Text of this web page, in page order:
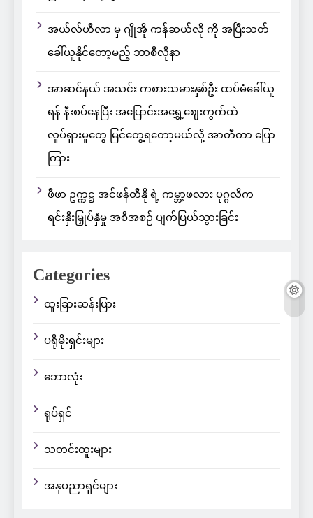
အယ်လ်ဟီလာ မှ ဂျိုအို ကန်ဆယ်လို ကို အပြီးသတ်
ခေါ်ယူနိုင်တော့မည့် ဘာစီလိုနာ
အာဆင်နယ် အသင်း ကစားသမားနှစ်ဦး ထပ်မံခေါ်ယူ
ရန် နီးစပ်နေပြီး အပြောင်းအရွှေ့ဈေးကွက်ထဲ
လှုပ်ရှားမှုတွေ မြင်တွေ့ရတော့မယ်လို့ အာတီတာ ပြော
ကြား
ဖီဖာ ဥက္ကဋ္ဌ အင်ဖန်တီနို ရဲ့ ကမ္ဘာ့ဖလား ပုဂ္ဂလိက
ရင်းနှီးမြှုပ်နှံမှု အစီအစဉ် ပျက်ပြယ်သွားခြင်း
Categories
ထူးခြားဆန်းပြား
ပရိုမိုးရှင်းများ
ဘောလုံး
ရုပ်ရှင်
သတင်းထူးများ
အနုပညာရှင်များ